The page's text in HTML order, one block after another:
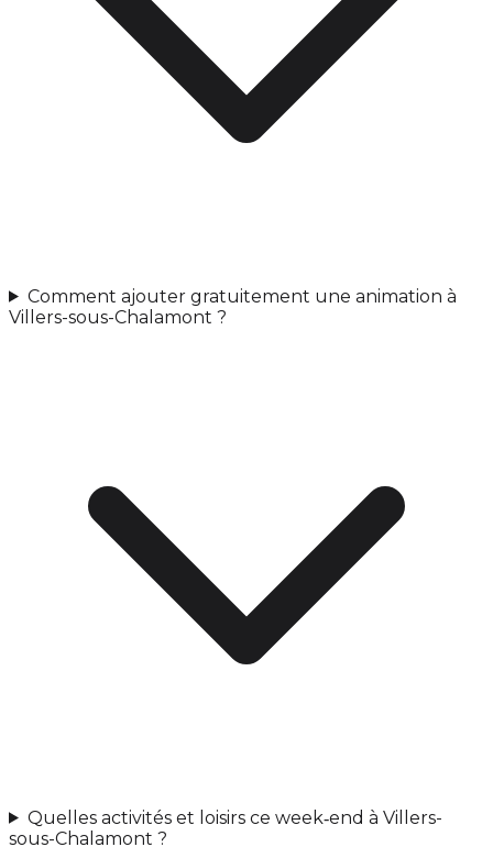
Comment ajouter gratuitement une animation à
Villers-sous-Chalamont ?
Quelles activités et loisirs ce week‑end à Villers-
sous-Chalamont ?